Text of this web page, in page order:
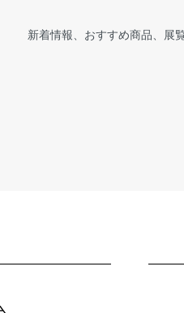
新着情報、おすすめ商品、展